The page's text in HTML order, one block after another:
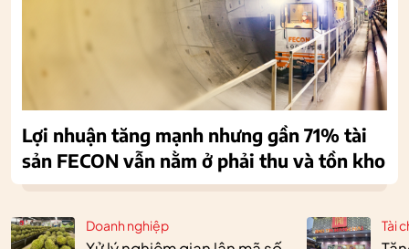
Doanh nghiệp Tài
Lợi nhuận tăng mạnh nhưng gần 71% tài
sản FECON vẫn nằm ở phải thu và tồn kho